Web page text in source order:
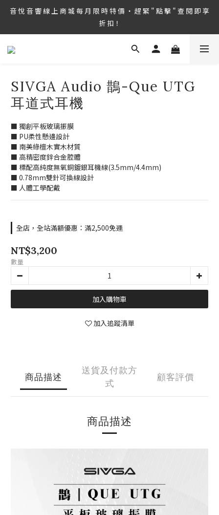
8/6 ~ 8/9 第36屆 TAA 國 際 Hi-End 音 響 大 展 情 熱 開 演 ‧  音 悅
音 響 1127 號 房 期 待 與 您 相 見
音 悅 音 響 線 上 商 城 每 月 限 時 特 價 ‧ 趕 緊 " 點 擊 " 查 閱 即 享
折 扣！
8/6 ~ 8/9 第36屆 TAA 國 際 Hi-End 音 響 大 展 情 熱 開 演 ‧  音 悅
SIVGA Audio 鵲-Que UTG
耳道式耳機
■ 獨創平板玻璃振膜
■ PU柔性懸邊設計
■ 南美綠檀木實木材質
■ 高精密度鋅合金腔體
■ 標配高純度無氧銅鍍銀耳機線(3.5mm/4.4mm)
■ 0.78mm雙針可換線設計
■ 人體工學配戴
全店，全站滿額優惠：滿2,500免運
NT$3,200
數量
加入購物車
加入追蹤清單
商品描述
送貨及付款方
式
顧客評價
商品描述